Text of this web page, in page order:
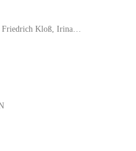
Friedrich Kloß, Irina…